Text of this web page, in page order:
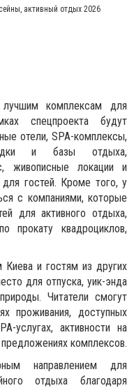
активный отдых 2026
комплексам для
спецпроекта будут
отели, SPA-комплексы,
и базы отдыха,
живописные локации и
гостей. Кроме того, у
с компаниями, которые
для активного отдыха,
прокату квадроциклов,
Киева и гостям из других
для отпуска, уик-энда
Читатели смогут
проживания, доступных
услугах, активности на
комплексов.
направлением для
отдыха благодаря